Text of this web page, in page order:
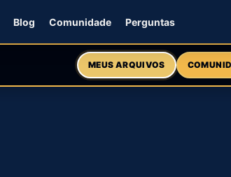
Blog Comunidade Perguntas
MEUS ARQUIVOS